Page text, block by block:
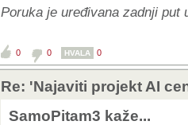
Poruka je uređivana zadnji put
0 0 HVALA 0
Re: 'Najaviti projekt AI
SamoPitam3 kaže...